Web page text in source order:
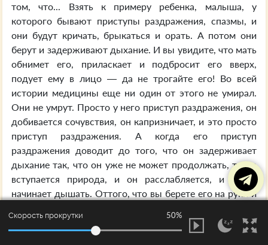
том, что... Взять к примеру ребенка, малыша, у
которого бывают приступы раздражения, спазмы, и
они будут кричать, брыкаться и орать. А потом они
берут и задерживают дыхание. И вы увидите, что мать
обнимет его, приласкает и подбросит его вверх,
подует ему в лицо — да не трогайте его! Во всей
истории медицины еще ни один от этого не умирал.
Они не умрут. Просто у него приступ раздражения, он
добивается сочувствия, он капризничает, и это просто
приступ раздражения. А когда его приступ
раздражения доводит до того, что он задерживает
дыхание так, что он уже не может продолжать, тогда
вступается природа, и он расслабляется, и опять
начинает дышать. Оттого, что вы берете его на руки и
только хуже. Точно так же бывает и тогда, когда мы
ездим из церкви в церковь, с места на место, с одного
Скорость прокрутки 50%